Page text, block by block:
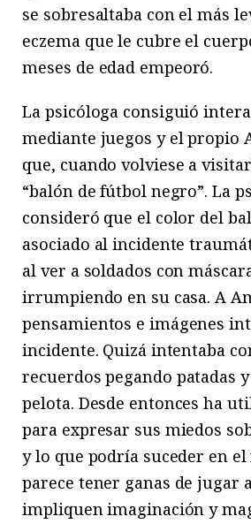
se sobresaltaba con el más
eczema que le cubre el
meses de edad empeoró.
La psicóloga consiguió
mediante juegos y el propio
que, cuando volviese a
“balón de fútbol negro”. La
consideró que el color del
asociado al incidente
al ver a soldados con
irrumpiendo en su casa. A
pensamientos e imágenes
incidente. Quizá intentaba
recuerdos pegando patadas
pelota. Desde entonces ha
para expresar sus miedos
y lo que podría suceder en
parece tener ganas de jugar
impliquen imaginación y